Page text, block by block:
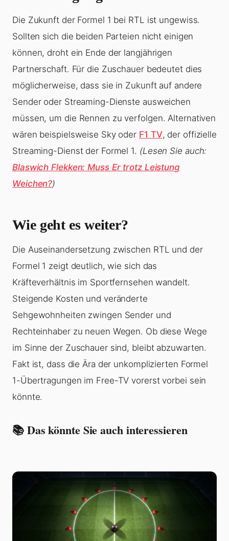
Die Zukunft der Formel 1 bei RTL ist ungewiss.
Sollten sich die beiden Parteien nicht einigen
können, droht ein Ende der langjährigen
Partnerschaft. Für die Zuschauer bedeutet dies
möglicherweise, dass sie in Zukunft auf andere
Sender oder Streaming-Dienste ausweichen
müssen, um die Rennen zu verfolgen. Alternativen
wären beispielsweise Sky oder F1 TV, der offizielle
Streaming-Dienst der Formel 1. (Lesen Sie auch:
Blaswich Flekken: Muss Er trotz Leistung
Weichen?)
Wie geht es weiter?
Die Auseinandersetzung zwischen RTL und der
Formel 1 zeigt deutlich, wie sich das
Kräfteverhältnis im Sportfernsehen wandelt.
Steigende Kosten und veränderte
Sehgewohnheiten zwingen Sender und
Rechteinhaber zu neuen Wegen. Ob diese Wege
im Sinne der Zuschauer sind, bleibt abzuwarten.
Fakt ist, dass die Ära der unkomplizierten Formel
1-Übertragungen im Free-TV vorerst vorbei sein
könnte.
📚 Das könnte Sie auch interessieren